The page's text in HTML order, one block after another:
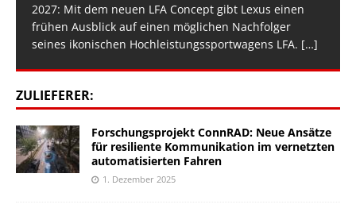
2027: Mit dem neuen LFA Concept gibt Lexus einen
frühen Ausblick auf einen möglichen Nachfolger
seines ikonischen Hochleistungssportwagens LFA. […]
ZULIEFERER:
Forschungsprojekt ConnRAD: Neue Ansätze
für resiliente Kommunikation im vernetzten
automatisierten Fahren
1. Dezember 2025